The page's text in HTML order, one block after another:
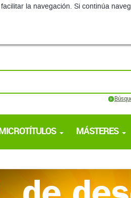
la navegación. Si continúa